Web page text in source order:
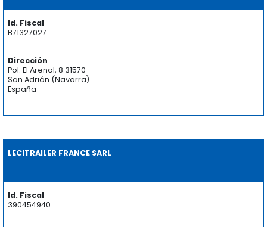
Id. Fiscal
B71327027
Dirección
Pol. El Arenal, 8 31570
San Adrián (Navarra)
España
LECITRAILER FRANCE SARL
Id. Fiscal
390454940